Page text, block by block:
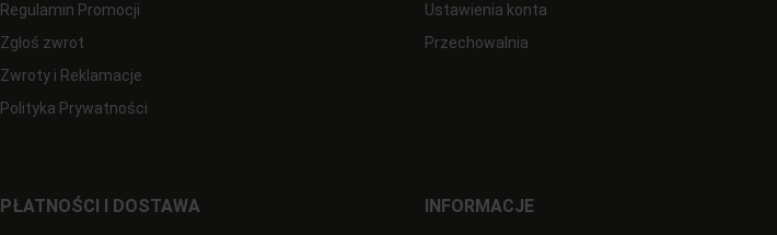
Regulamin Promocji
Zgłoś zwrot
Zwroty i Reklamacje
Polityka Prywatności
Ustawienia konta
Przechowalnia
PŁATNOŚCI I DOSTAWA INFORMACJE